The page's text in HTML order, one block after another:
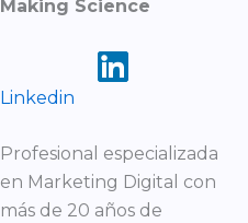
Making Science
Linkedin
Profesional especializada
en Marketing Digital con
más de 20 años de